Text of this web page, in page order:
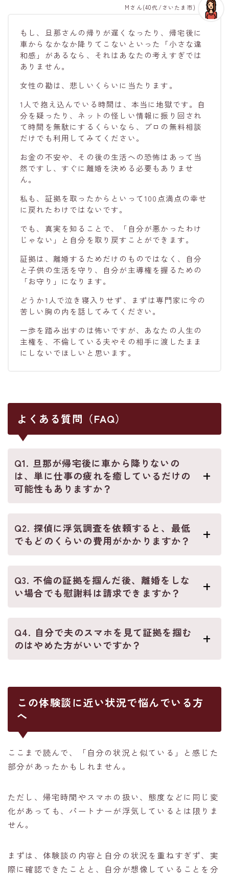
もし、旦那さんの帰りが遅くなったり、帰宅後に
車からなかなか降りてこないといった「小さな違
和感」があるなら、それはあなたの考えすぎでは
ありません。
女性の勘は、悲しいくらいに当たります。
1人で抱え込んでいる時間は、本当に地獄です。自
分を疑ったり、ネットの怪しい情報に振り回され
て時間を無駄にするくらいなら、プロの無料相談
だけでも利用してみてください。
お金の不安や、その後の生活への恐怖はあって当
然ですし、すぐに離婚を決める必要もありませ
ん。
私も、証拠を取ったからといって100点満点の幸せ
に戻れたわけではないです。
でも、真実を知ることで、「自分が悪かったわけ
じゃない」と自分を取り戻すことができます。
証拠は、離婚するためだけのものではなく、自分
と子供の生活を守り、自分が主導権を握るための
「お守り」になります。
どうか1人で泣き寝入りせず、まずは専門家に今の
苦しい胸の内を話してみてください。
一歩を踏み出すのは怖いですが、あなたの人生の
主権を、不倫している夫やその相手に渡したまま
にしないでほしいと思います。
Mさん(40代/さいたま市)
よくある質問（FAQ）
Q1. 旦那が帰宅後に車から降りないの
は、単に仕事の疲れを癒しているだけの
可能性もありますか？
Q2. 探偵に浮気調査を依頼すると、最低
でもどのくらいの費用がかかりますか？
Q3. 不倫の証拠を掴んだ後、離婚をしな
い場合でも慰謝料は請求できますか？
Q4. 自分で夫のスマホを見て証拠を掴む
のはやめた方がいいですか？
この体験談に近い状況で悩んでいる方
へ
ここまで読んで、「自分の状況と似ている」と感じた
部分があったかもしれません。
ただし、帰宅時間やスマホの扱い、態度などに同じ変
化があっても、パートナーが浮気しているとは限りま
せん。
まずは、体験談の内容と自分の状況を重ねすぎず、実
際に確認できたことと、自分が想像していることを分
無料の浮気調査診断